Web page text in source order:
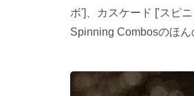
ボ']、カスケード ['スピ
Spinning Combosのほん